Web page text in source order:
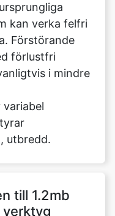
förlustfri
i mindre
till 1.2mb
upp en bild